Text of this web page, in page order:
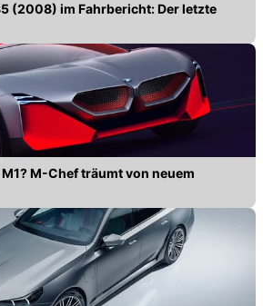
(2008) im Fahrbericht: Der letzte
M-Chef träumt von neuem